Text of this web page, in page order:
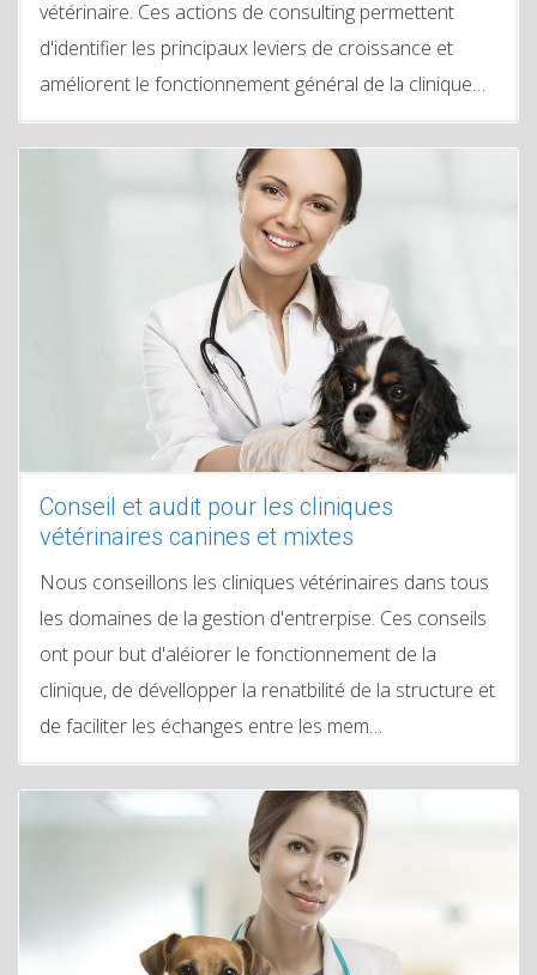
vétérinaire. Ces actions de consulting permettent
d'identifier les principaux leviers de croissance et
améliorent le fonctionnement général de la clinique…
Conseil et audit pour les cliniques
vétérinaires canines et mixtes
Nous conseillons les cliniques vétérinaires dans tous
les domaines de la gestion d'entrerpise. Ces conseils
ont pour but d'aléiorer le fonctionnement de la
clinique, de dévellopper la renatbilité de la structure et
de faciliter les échanges entre les mem…